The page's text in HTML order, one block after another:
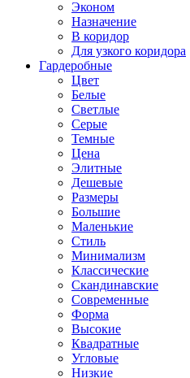
Эконом
Назначение
В коридор
Для узкого коридора
Гардеробные
Цвет
Белые
Светлые
Серые
Темные
Цена
Элитные
Дешевые
Размеры
Большие
Маленькие
Стиль
Минимализм
Классические
Скандинавские
Современные
Форма
Высокие
Квадратные
Угловые
Низкие